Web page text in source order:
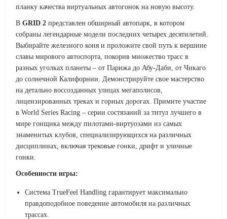
планку качества виртуальных автогонок на новую высоту.
В GRID 2 представлен обширный автопарк, в котором
собраны легендарные модели последних четырех десятилетий.
Выбирайте железного коня и проложите свой путь к вершине
славы мирового автоспорта, покорив множество трасс в
разных уголках планеты – от Парижа до Абу-Даби, от Чикаго
до солнечной Калифорнии. Демонстрируйте свое мастерство
на детально воссозданных улицах мегаполисов,
лицензированных треках и горных дорогах. Примите участие
в World Series Racing – серии состязаний за титул лучшего в
мире гонщика между пилотами-виртуозами из самых
знаменитых клубов, специализирующихся на различных
дисциплинах, включая трековые гонки, дрифт и уличные
гонки.
Особенности игры:
Система TrueFeel Handling гарантирует максимально
правдоподобное поведение автомобиля на различных
трассах.